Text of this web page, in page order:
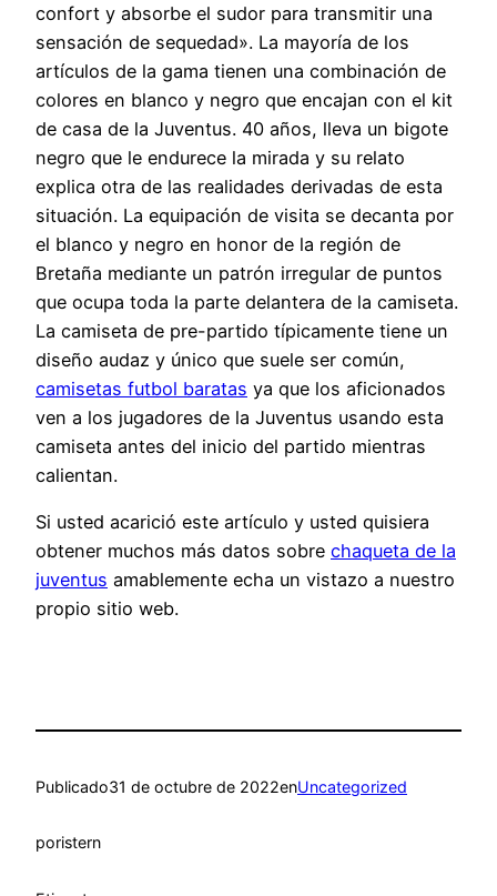
confort y absorbe el sudor para transmitir una
sensación de sequedad». La mayoría de los
artículos de la gama tienen una combinación de
colores en blanco y negro que encajan con el kit
de casa de la Juventus. 40 años, lleva un bigote
negro que le endurece la mirada y su relato
explica otra de las realidades derivadas de esta
situación. La equipación de visita se decanta por
el blanco y negro en honor de la región de
Bretaña mediante un patrón irregular de puntos
que ocupa toda la parte delantera de la camiseta.
La camiseta de pre-partido típicamente tiene un
diseño audaz y único que suele ser común,
camisetas futbol baratas ya que los aficionados
ven a los jugadores de la Juventus usando esta
camiseta antes del inicio del partido mientras
calientan.
Si usted acarició este artículo y usted quisiera
obtener muchos más datos sobre chaqueta de la
juventus amablemente echa un vistazo a nuestro
propio sitio web.
Publicado31 de octubre de 2022enUncategorized
poristern